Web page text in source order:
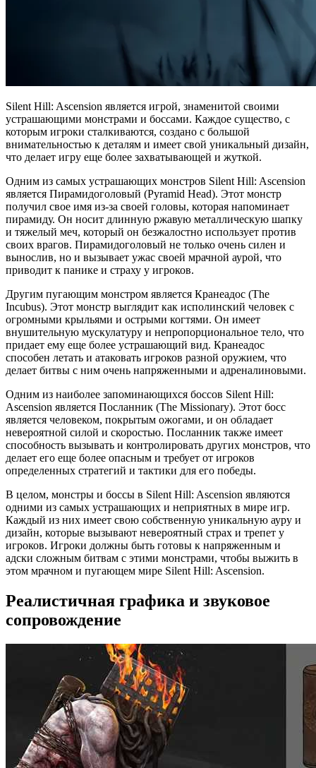
Silent Hill: Ascension является игрой, знаменитой своими
устрашающими монстрами и боссами. Каждое существо, с
которым игроки сталкиваются, создано с большой
внимательностью к деталям и имеет свой уникальный дизайн,
что делает игру еще более захватывающей и жуткой.
Одним из самых устрашающих монстров Silent Hill: Ascension
является Пирамидоголовый (Pyramid Head). Этот монстр
получил свое имя из-за своей головы, которая напоминает
пирамиду. Он носит длинную ржавую металлическую шапку
и тяжелый меч, который он безжалостно использует против
своих врагов. Пирамидоголовый не только очень силен и
вынослив, но и вызывает ужас своей мрачной аурой, что
приводит к панике и страху у игроков.
Другим пугающим монстром является Кранеадос (The
Incubus). Этот монстр выглядит как исполинский человек с
огромными крыльями и острыми когтями. Он имеет
внушительную мускулатуру и непропорциональное тело, что
придает ему еще более устрашающий вид. Кранеадос
способен летать и атаковать игроков разной оружием, что
делает битвы с ним очень напряженными и адреналиновыми.
Одним из наиболее запоминающихся боссов Silent Hill:
Ascension является Посланник (The Missionary). Этот босс
является человеком, покрытым ожогами, и он обладает
невероятной силой и скоростью. Посланник также имеет
способность вызывать и контролировать других монстров, что
делает его еще более опасным и требует от игроков
определенных стратегий и тактики для его победы.
В целом, монстры и боссы в Silent Hill: Ascension являются
одними из самых устрашающих и неприятных в мире игр.
Каждый из них имеет свою собственную уникальную ауру и
дизайн, которые вызывают невероятный страх и трепет у
игроков. Игроки должны быть готовы к напряженным и
адски сложным битвам с этими монстрами, чтобы выжить в
этом мрачном и пугающем мире Silent Hill: Ascension.
Реалистичная графика и звуковое
сопровождение